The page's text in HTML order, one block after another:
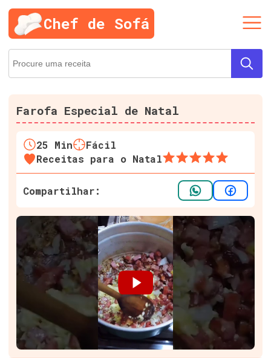
Chef de Sofá
Farofa Especial de Natal
25 Min
Fácil
Receitas para o Natal
Compartilhar: